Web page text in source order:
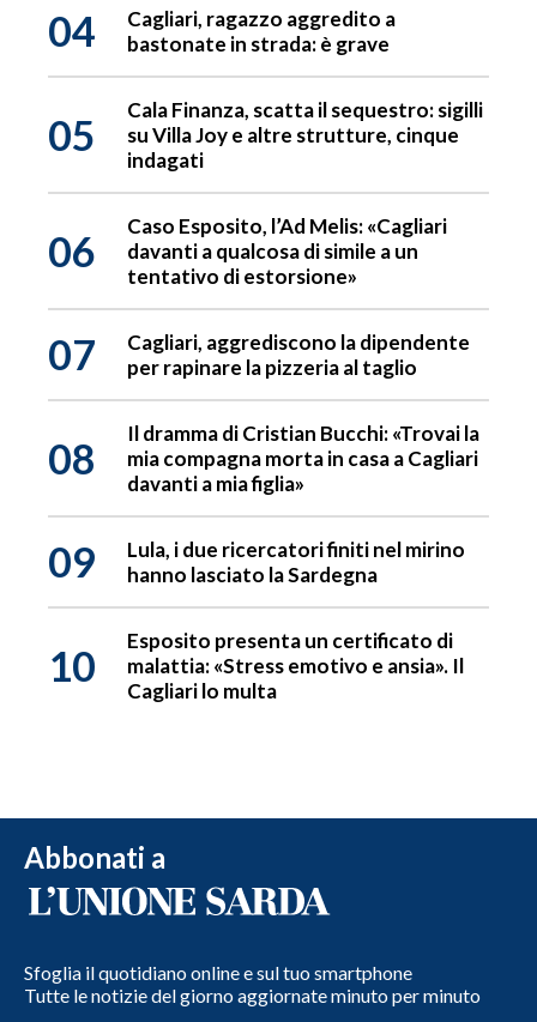
04
Cagliari, ragazzo aggredito a
bastonate in strada: è grave
05
Cala Finanza, scatta il sequestro: sigilli
su Villa Joy e altre strutture, cinque
indagati
06
Caso Esposito, l’Ad Melis: «Cagliari
davanti a qualcosa di simile a un
tentativo di estorsione»
07
Cagliari, aggrediscono la dipendente
per rapinare la pizzeria al taglio
08
Il dramma di Cristian Bucchi: «Trovai la
mia compagna morta in casa a Cagliari
davanti a mia figlia»
09
Lula, i due ricercatori finiti nel mirino
hanno lasciato la Sardegna
10
Esposito presenta un certificato di
malattia: «Stress emotivo e ansia». Il
Cagliari lo multa
Abbonati a
Sfoglia il quotidiano online e sul tuo smartphone
Tutte le notizie del giorno aggiornate minuto per minuto